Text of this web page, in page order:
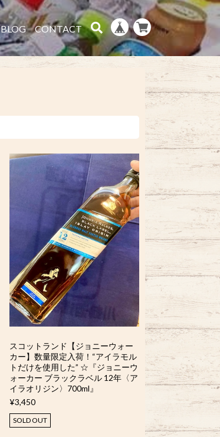
BLOG CONTACT
スコットランド【ジョニーウォー
カー】数量限定入荷！“アイラモル
トだけを使用した” ☆『ジョニーウ
ォーカー ブラックラベル 12年〈ア
イラオリジン〉700ml』
¥3,450
SOLD OUT